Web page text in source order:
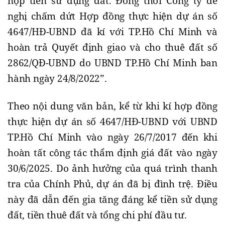
nghị chấm dứt Hợp đồng thực hiện dự án số
4647/HĐ-UBND đã kí với TP.Hồ Chí Minh và
hoàn trả Quyết định giao và cho thuê đất số
2862/QĐ-UBND do UBND TP.Hồ Chí Minh ban
hành ngày 24/8/2022”.
Theo nội dung văn bản, kể từ khi kí hợp đồng
thực hiện dự án số 4647/HĐ-UBND với UBND
TP.Hồ Chí Minh vào ngày 26/7/2017 đến khi
hoàn tất công tác thẩm định giá đất vào ngày
30/6/2025. Do ảnh hưởng của quá trình thanh
tra của Chính Phủ, dự án đã bị đình trệ. Điều
này đã dẫn đến gia tăng đáng kể tiền sử dụng
đất, tiền thuê đất và tổng chi phí đầu tư.